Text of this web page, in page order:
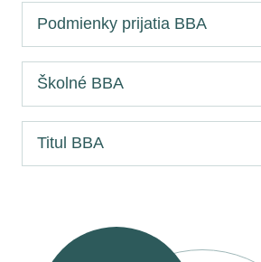
Podmienky prijatia BBA
Školné BBA
Titul BBA